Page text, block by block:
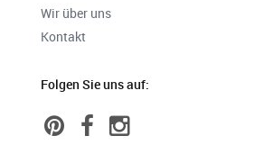
Wir über uns
Kontakt
Folgen Sie uns auf: